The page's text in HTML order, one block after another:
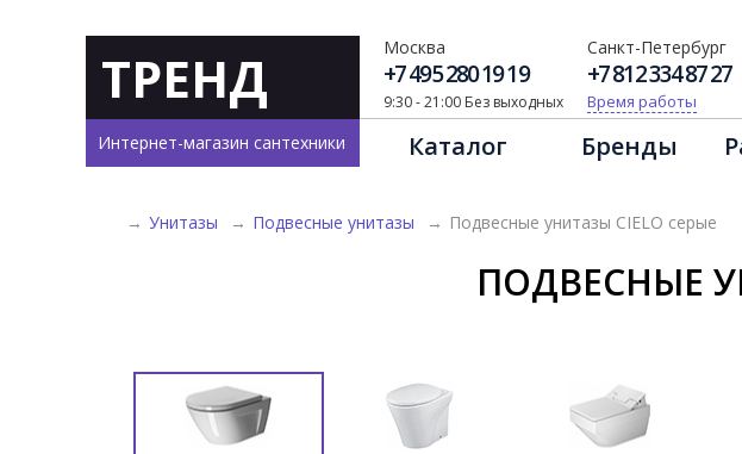
ТРЕНД
Интернет-магазин сантехники
Москва
+7 495 280 19 19
9:30 - 21:00 Без выходных
Санкт-Петербург
+7 812 334 87 27
Время работы
Каталог Бренды
→ Унитазы → Подвесные унитазы → Подвесные унитазы CIELO серые
ПОДВЕСНЫЕ